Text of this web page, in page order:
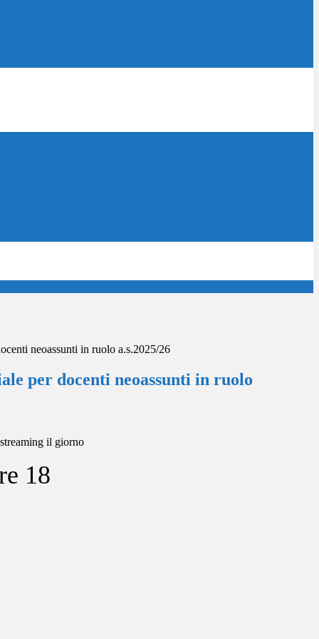
neoassunti in ruolo a.s.2025/26
per docenti neoassunti in ruolo
il giorno
18